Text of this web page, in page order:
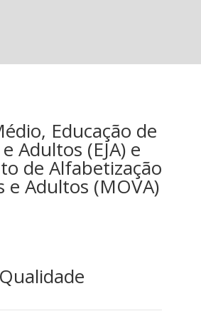
Educação de
Adultos (EJA) e
de Alfabetização
e Adultos (MOVA)
Qualidade